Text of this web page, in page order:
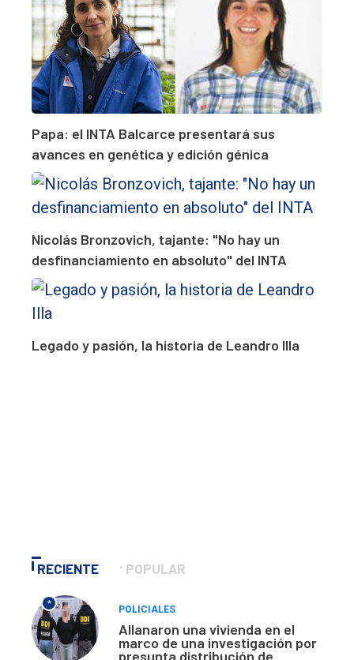
Papa: el INTA Balcarce presentará sus
avances en genética y edición génica
Nicolás Bronzovich, tajante: "No hay un
desfinanciamiento en absoluto" del INTA
Legado y pasión, la historia de Leandro Illa
RECIENTE POPULAR
*
POLICIALES
Allanaron una vivienda en el
marco de una investigación por
presunta distribución de